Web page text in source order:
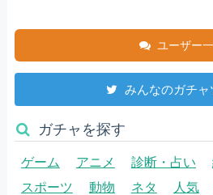
ユーザー
みんなのガチャ
ガチャを探す
ゲーム アニメ 診断・占い
スポーツ
動物 ネタ 人気